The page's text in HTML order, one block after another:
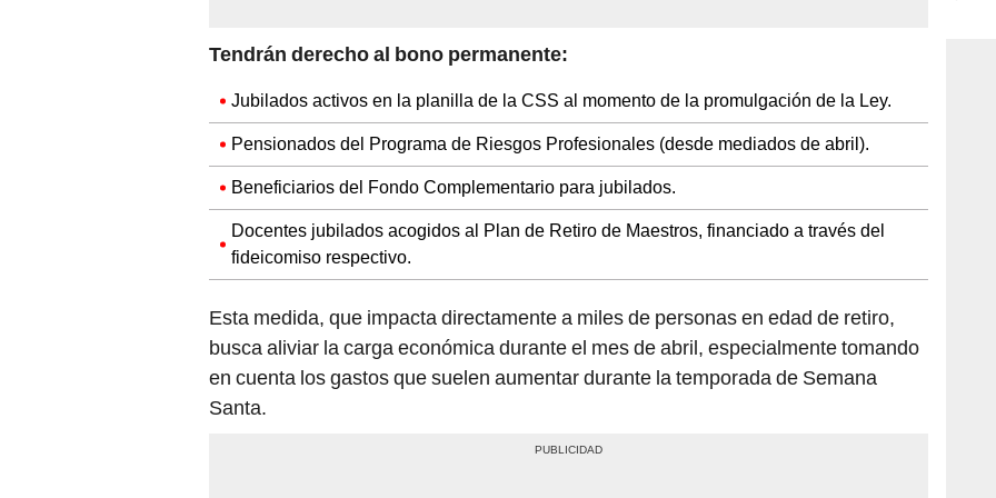
Tendrán derecho al bono permanente:
Jubilados activos en la planilla de la CSS al momento de la promulgación de la Ley.
Pensionados del Programa de Riesgos Profesionales (desde mediados de abril).
Beneficiarios del Fondo Complementario para jubilados.
Docentes jubilados acogidos al Plan de Retiro de Maestros, financiado a través del
fideicomiso respectivo.
Esta medida, que impacta directamente a miles de personas en edad de retiro,
busca aliviar la carga económica durante el mes de abril, especialmente tomando
en cuenta los gastos que suelen aumentar durante la temporada de Semana
Santa.